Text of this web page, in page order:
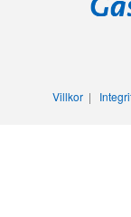
Villkor |